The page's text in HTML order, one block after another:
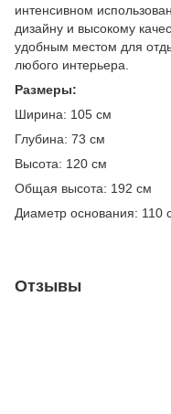
интенсивном
дизайну и высокому
удобным местом для
любого интерьера.
Размеры:
Ширина: 105 см
Глубина: 73 см
Высота: 120 см
Общая высота: 192 см
Диаметр основания: 110
Отзывы